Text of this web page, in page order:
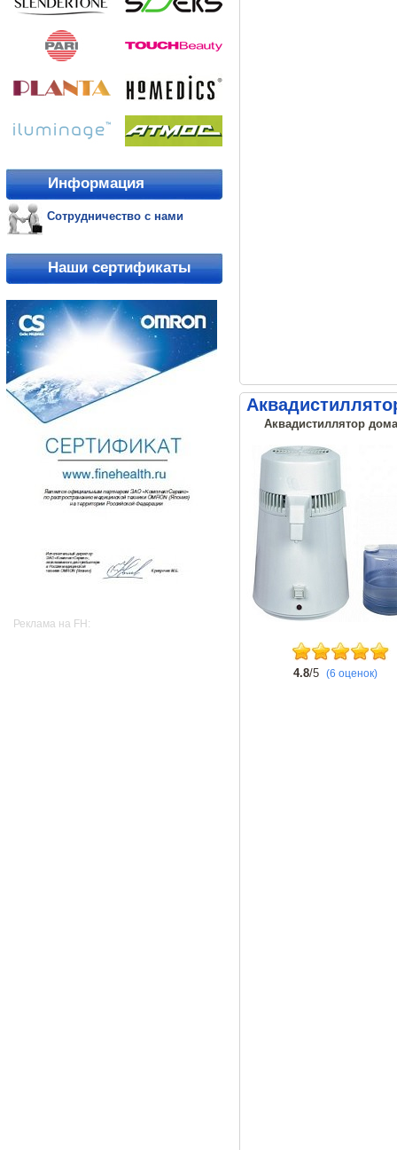
Информация
Сотрудничество с нами
Наши сертификаты
Реклама на FH:
Аквадистиллятор
4.8/5 (6 оценок)